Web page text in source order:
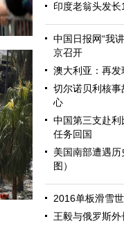
印度老翁头发
中国日报网“我
京召开
澳大利亚：再
切尔诺贝利核
心
中国第三支赴
任务回国
美国南部遭遇
图）
2016单板滑雪
王毅与俄罗斯